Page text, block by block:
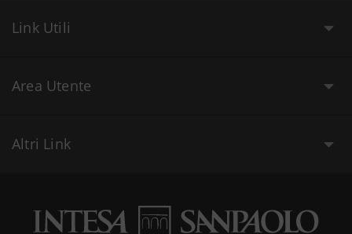
Link Utili
Area Utente
Altri Link